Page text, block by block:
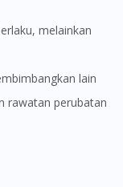
melainkan
lain
rawatan perubatan